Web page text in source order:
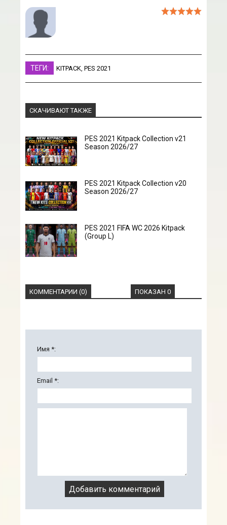
ТЕГИ: KITPACK, PES 2021
СКАЧИВАЮТ ТАКЖЕ
PES 2021 Kitpack Collection v21
Season 2026/27
PES 2021 Kitpack Collection v20
Season 2026/27
PES 2021 FIFA WC 2026 Kitpack
(Group L)
КОММЕНТАРИИ (0) ПОКАЗАН 0
Имя *:
Email *: